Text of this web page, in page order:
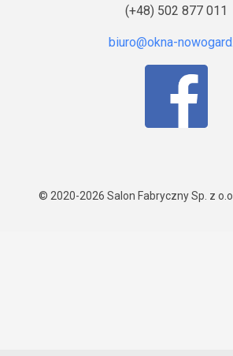
(+48) 502 877 011
© 2020-2026 Salon Fabryczny Sp. z o.o.